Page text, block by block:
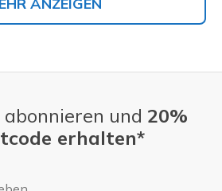
und 20%
erhalten*